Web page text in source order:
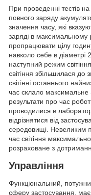
При проведенні тестів
повного заряду
значення часу, які
заряді в максимальному
пропрацювати цілу
навколо себе в
наступний режим
світіння збільшилася до
світінні останнього
час склало максимальне
результати про час
проводилися в
відрізнятися від
середовищі. Невеликим
час світіння
розраховане з
Управління
Функціональний,
сферу застосування, має